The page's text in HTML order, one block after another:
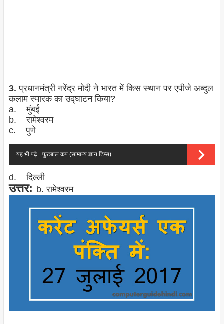
3. प्रधानमंत्री नरेंद्र मोदी ने भारत में किस स्थान पर एपीजे अब्दुल
कलाम स्मारक का उद्घाटन किया?
a. मुंबई
b. रामेश्वरम
c. पुणे
यह भी पढ़े : फुटबाल कप (सामान्य ज्ञान टिप्स)
d. दिल्ली
उत्तर: b. रामेश्वरम